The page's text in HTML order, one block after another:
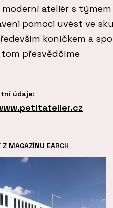
moderní ateliér s
pomoci uvést ve
koníčkem a
tom přesvědčíme
údaje:
MAGAZÍNU EARCH